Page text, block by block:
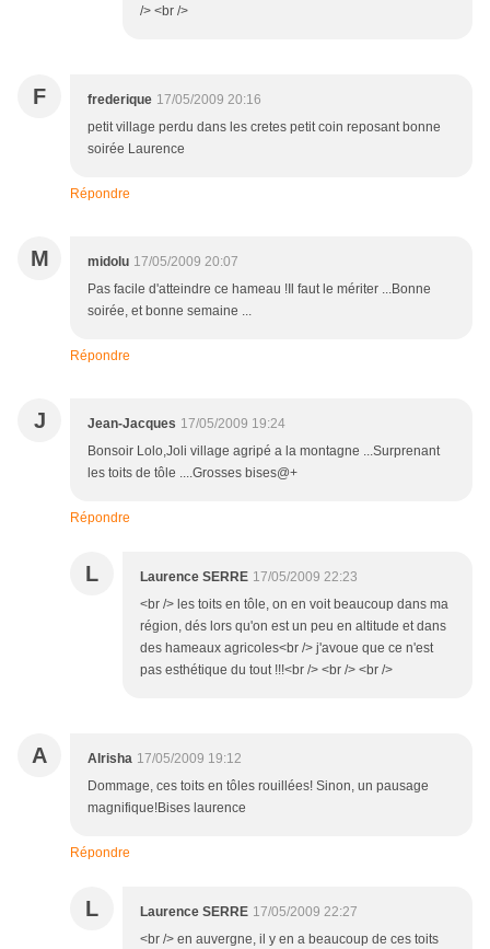
/> <br />
F frederique 17/05/2009 20:16
petit village perdu dans les cretes petit coin reposant bonne
soirée Laurence
Répondre
M midolu 17/05/2009 20:07
Pas facile d'atteindre ce hameau !Il faut le mériter ...Bonne
soirée, et bonne semaine ...
Répondre
J Jean-Jacques 17/05/2009 19:24
Bonsoir Lolo,Joli village agripé a la montagne ...Surprenant
les toits de tôle ....Grosses bises@+
Répondre
L Laurence SERRE 17/05/2009 22:23
<br /> les toits en tôle, on en voit beaucoup dans ma
région, dés lors qu'on est un peu en altitude et dans
des hameaux agricoles<br /> j'avoue que ce n'est
pas esthétique du tout !!!<br /> <br /> <br />
A Alrisha 17/05/2009 19:12
Dommage, ces toits en tôles rouillées! Sinon, un pausage
magnifique!Bises laurence
Répondre
L Laurence SERRE 17/05/2009 22:27
<br /> en auvergne, il y en a beaucoup de ces toits